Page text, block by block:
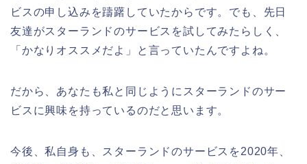
ビスの申し込みを躊躇していたからです。でも、先日
友達がスターランドのサービスを試してみたらしく、
「かなりオススメだよ」と言っていたんですよね。
だから、あなたも私と同じようにスターランドのサー
ビスに興味を持っているのだと思います。
今後、私自身も、スターランドのサービスを2020年、